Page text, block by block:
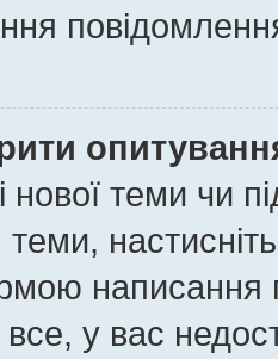
нової теми чи
написання
у вас